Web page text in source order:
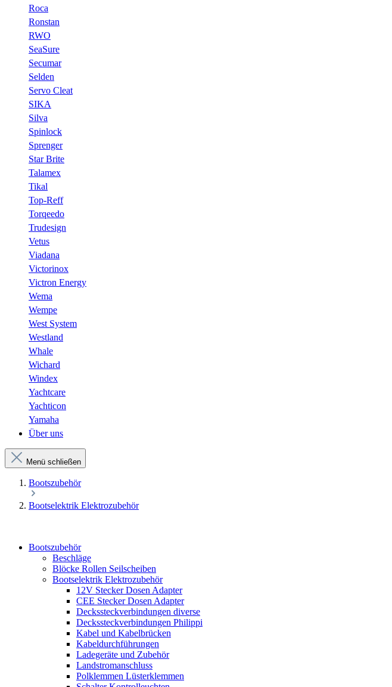
Roca
Ronstan
RWO
SeaSure
Secumar
Selden
Servo Cleat
SIKA
Silva
Spinlock
Sprenger
Star Brite
Talamex
Tikal
Top-Reff
Torqeedo
Trudesign
Vetus
Viadana
Victorinox
Victron Energy
Wema
Wempe
West System
Westland
Whale
Wichard
Windex
Yachtcare
Yachticon
Yamaha
Über uns
Menü schließen
Bootszubehör
Bootselektrik Elektrozubehör
Bootszubehör
Beschläge
Blöcke Rollen Seilscheiben
Bootselektrik Elektrozubehör
12V Stecker Dosen Adapter
CEE Stecker Dosen Adapter
Deckssteckverbindungen diverse
Deckssteckverbindungen Philippi
Kabel und Kabelbrücken
Kabeldurchführungen
Ladegeräte und Zubehör
Landstromanschluss
Polklemmen Lüsterklemmen